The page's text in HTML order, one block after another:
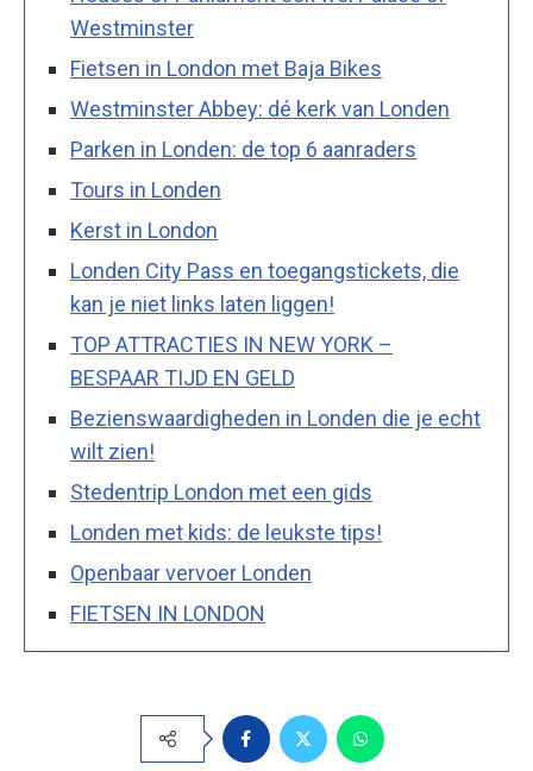
Westminster
Fietsen in London met Baja Bikes
Westminster Abbey: dé kerk van Londen
Parken in Londen: de top 6 aanraders
Tours in Londen
Kerst in London
Londen City Pass en toegangstickets, die
kan je niet links laten liggen!
TOP ATTRACTIES IN NEW YORK –
BESPAAR TIJD EN GELD
Bezienswaardigheden in Londen die je echt
wilt zien!
Stedentrip London met een gids
Londen met kids: de leukste tips!
Openbaar vervoer Londen
FIETSEN IN LONDON